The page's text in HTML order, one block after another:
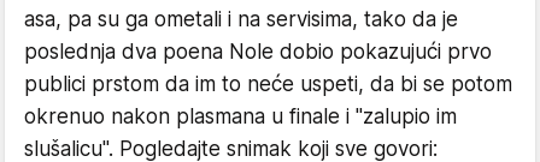
asa, pa su ga ometali i na servisima, tako da je
poslednja dva poena Nole dobio pokazujući prvo
publici prstom da im to neće uspeti, da bi se potom
okrenuo nakon plasmana u finale i "zalupio im
slušalicu". Pogledajte snimak koji sve govori: